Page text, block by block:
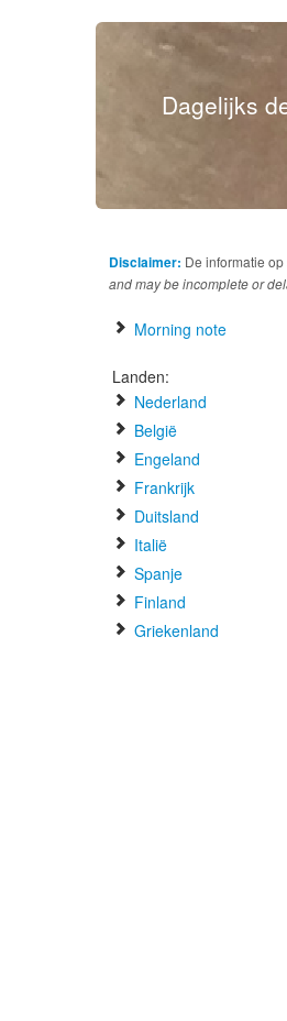
Dagelijks
Disclaimer: De informatie
and may be incomplete or
Morning note
Landen:
Nederland
België
Engeland
Frankrijk
Duitsland
Italië
Spanje
Finland
Griekenland